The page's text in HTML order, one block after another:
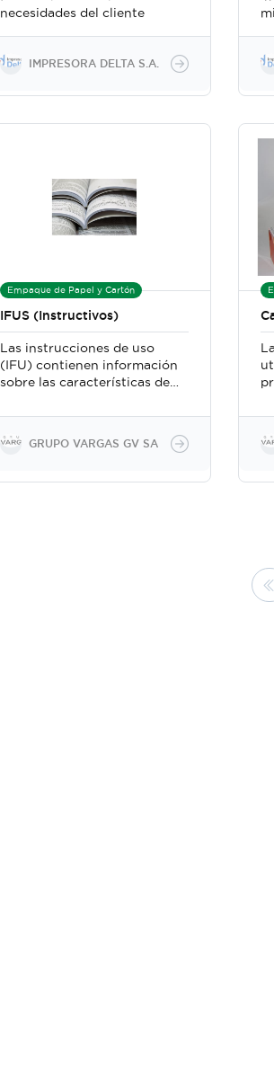
necesidades del cliente
IMPRESORA DELTA S.A.
Empaque de Papel y Cartón
IFUS (Instructivos)
Las instrucciones de uso
(IFU) contienen información
sobre las características de
precauciones y
advertencias, así como las
instrucciones para su uso
Contamos con Ifus
GRUPO VARGAS GV SA